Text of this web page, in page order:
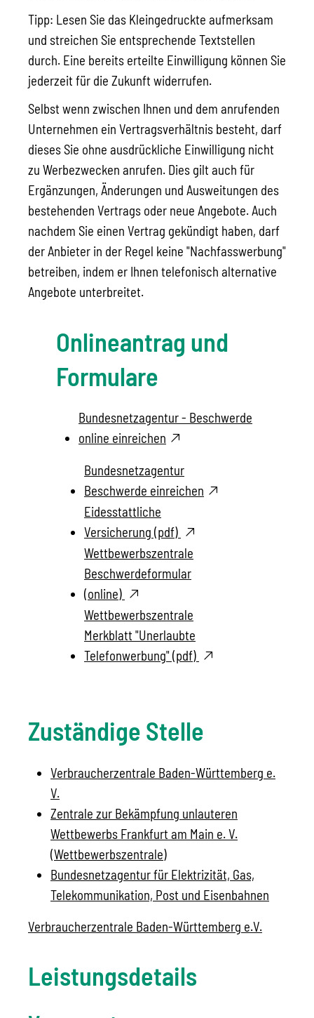
Tipp: Lesen Sie das Kleingedruckte aufmerksam
und streichen Sie entsprechende Textstellen
durch. Eine bereits erteilte Einwilligung können Sie
jederzeit für die Zukunft widerrufen.
Selbst wenn zwischen Ihnen und dem anrufenden
Unternehmen ein Vertragsverhältnis besteht, darf
dieses Sie ohne ausdrückliche Einwilligung nicht
zu Werbezwecken anrufen. Dies gilt auch für
Ergänzungen, Änderungen und Ausweitungen des
bestehenden Vertrags oder neue Angebote.Auch
nachdem Sie einen Vertrag gekündigt haben, darf
der Anbieter in der Regel keine "Nachfasswerbung"
betreiben, indem er Ihnen telefonisch alternative
Angebote unterbreitet.
Onlineantrag und
Formulare
Bundesnetzagentur - Beschwerde
online einreichen
Bundesnetzagentur
Beschwerde einreichen
Eidesstattliche
Versicherung (pdf)
Wettbewerbszentrale
Beschwerdeformular
(online)
Wettbewerbszentrale
Merkblatt "Unerlaubte
Telefonwerbung" (pdf)
Zuständige Stelle
Verbraucherzentrale Baden-Württemberg e.
V.
Zentrale zur Bekämpfung unlauteren
Wettbewerbs Frankfurt am Main e. V.
(Wettbewerbszentrale)
Bundesnetzagentur für Elektrizität, Gas,
Telekommunikation, Post und Eisenbahnen
Verbraucherzentrale Baden-Württemberg e.V.
Leistungsdetails